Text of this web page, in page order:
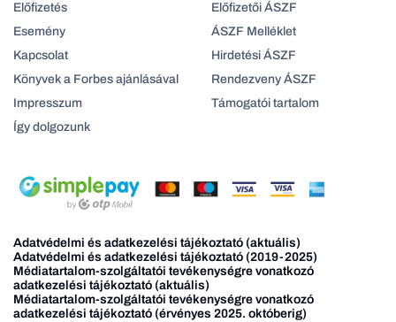
Előfizetés
Esemény
Kapcsolat
Könyvek a Forbes ajánlásával
Impresszum
Így dolgozunk
Előfizetői ÁSZF
ÁSZF Melléklet
Hirdetési ÁSZF
Rendezveny ÁSZF
Támogatói tartalom
Adatvédelmi és adatkezelési tájékoztató (aktuális)
Adatvédelmi és adatkezelési tájékoztató (2019-2025)
Médiatartalom-szolgáltatói tevékenységre vonatkozó
adatkezelési tájékoztató (aktuális)
Médiatartalom-szolgáltatói tevékenységre vonatkozó
adatkezelési tájékoztató (érvényes 2025. októberig)